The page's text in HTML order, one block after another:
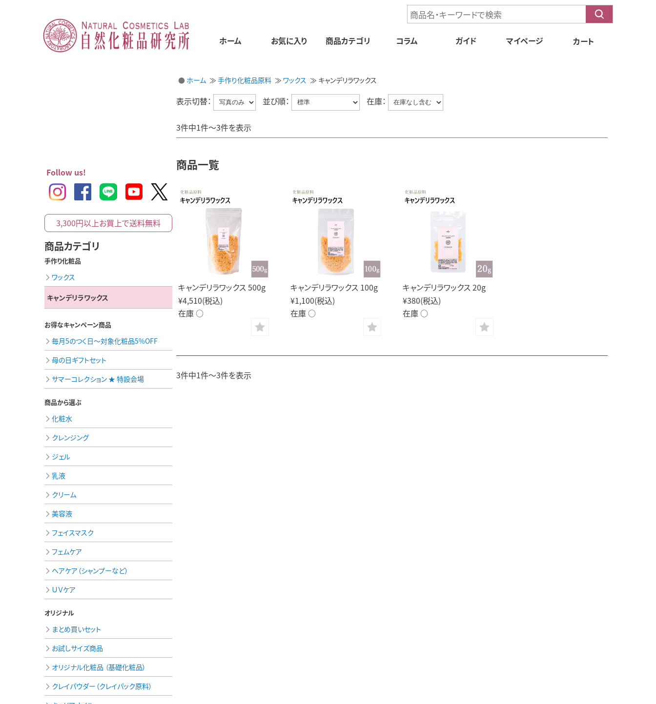
ホーム お気に入り 商品カテゴリ コラム ガイド マイページ カート
ホーム 手作り化粧品原料 ワックス キャンデリラワックス
表示切替： 並び順： 在庫：
3件中1件～3件を表示
商品一覧
キャンデリラワックス 500g
¥4,510(税込)
在庫 ○
キャンデリラワックス 100g
¥1,100(税込)
在庫 ○
キャンデリラワックス 20g
¥380(税込)
在庫 ○
3件中1件～3件を表示
Follow us!
3,300円以上お買上で送料無料
商品カテゴリ
手作り化粧品
ワックス
キャンデリラワックス
お得なキャンペーン商品
毎月5のつく日～対象化粧品5%OFF
母の日ギフトセット
サマーコレクション ★ 特設会場
商品から選ぶ
化粧水
クレンジング
ジェル
乳液
クリーム
美容液
フェイスマスク
フェムケア
ヘアケア（シャンプーなど）
ＵＶケア
オリジナル
まとめ買いセット
お試しサイズ商品
オリジナル化粧品 （基礎化粧品）
クレイパウダー（クレイパック原料）